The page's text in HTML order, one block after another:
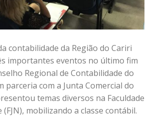
contabilidade da Região do Cariri
importantes eventos no último fim
Regional de Contabilidade do
parceria com a Junta Comercial do
temas diversos na Faculdade
mobilizando a classe contábil.